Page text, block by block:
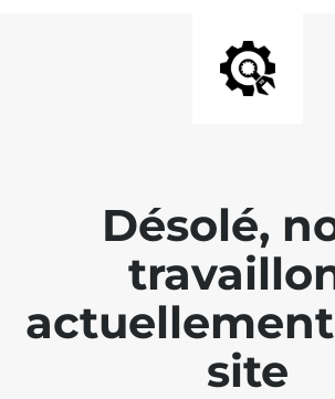
Désolé,
site